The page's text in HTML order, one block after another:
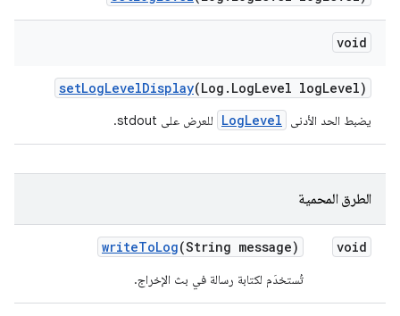
void
setLogLevelDisplay(Log . LogLevel logLevel)
يضبط الحد الأدنى LogLevel للعرض على stdout.
الطرق المحمية
void
writeToLog(String message)
تُستخدَم لكتابة رسالة في بث الإخراج.